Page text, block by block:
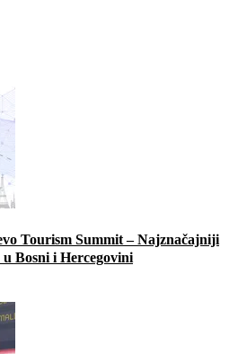
Tourism Summit – Najznačajniji
Bosni i Hercegovini